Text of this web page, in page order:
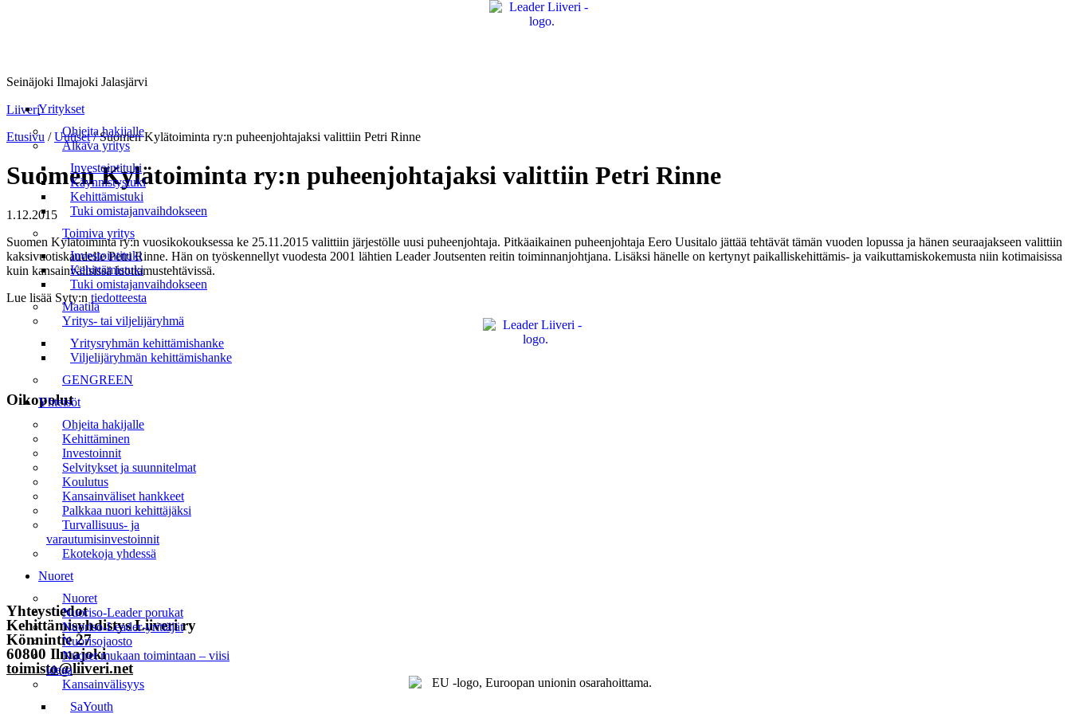
Liiveri
Seinäjoki Ilmajoki Jalasjärvi
ValikkoYritykset
Ohjeita hakijalle
Alkava yritys
Investointituki
Käynnistystuki
Kehittämistuki
Tuki omistajanvaihdokseen
Toimiva yritys
Investointituki
Kehittämistuki
Tuki omistajanvaihdokseen
Maatila
Yritys- tai viljelijäryhmä
Yritysryhmän kehittämishanke
Viljelijäryhmän kehittämishanke
GENGREEN
Yhteisöt
Ohjeita hakijalle
Kehittäminen
Investoinnit
Selvitykset ja suunnitelmat
Koulutus
Kansainväliset hankkeet
Palkkaa nuori kehittäjäksi
Turvallisuus- ja
varautumisinvestoinnit
Ekotekoja yhdessä
Nuoret
Nuoret
Nuoriso-Leader porukat
Nuoriso-Leader-yrittäjät
Nuorisojaosto
Nuoret mukaan toimintaan – viisi
ideaa
Kansainvälisyys
SaYouth
Etusivu /Uutiset/Suomen Kylätoiminta ry:n puheenjohtajaksi valittiin Petri Rinne
Suomen Kylätoiminta ry:n puheenjohtajaksi valittiin Petri Rinne
1.12.2015
Suomen Kylätoiminta ry:n vuosikokouksessa ke 25.11.2015 valittiin järjestölle uusi puheenjohtaja. Pitkäaikainen puheenjohtaja Eero Uusitalo jättää tehtävät tämän vuoden lopussa ja hänen seuraajakseen valittiin
kaksivuotiskaudelle Petri Rinne. Hän on työskennellyt vuodesta 2001 lähtien Leader Joutsenten reitin toiminnanjohtjana. Lisäksi hänelle on kertynyt paikalliskehittämis- ja vaikuttamiskokemusta niin kotimaisissa
kuin kansainvälisissä luottamustehtävissä.
Lue lisää Syty:n tiedotteesta
Oikopolut
Yhteystiedot
Tilaa uutiskirje
Yhteystiedot
Kehittämisyhdistys Liiveri ry
Könnintie 27
60800 Ilmajoki
toimisto@liiveri.net